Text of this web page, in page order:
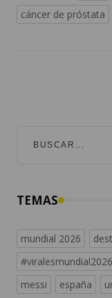
cáncer de próstata
TEMAS
mundial 2026
#viralesmundial2026
messi
españa